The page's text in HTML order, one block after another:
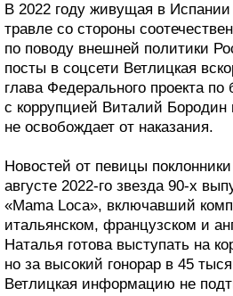
В 2022 году живущая в Испании
травле со стороны
по поводу внешней политики
посты в соцсети Ветлицкая
глава Федерального проекта
с коррупцией Виталий Бородин
не освобождает от наказания.
Новостей от певицы
августе 2022-го звезда 90-х
«Mama Loca», включавший
итальянском, французском и
Наталья готова выступать на
но за высокий гонорар в 45
Ветлицкая информацию не